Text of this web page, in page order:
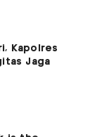
Kapolres
Jaga